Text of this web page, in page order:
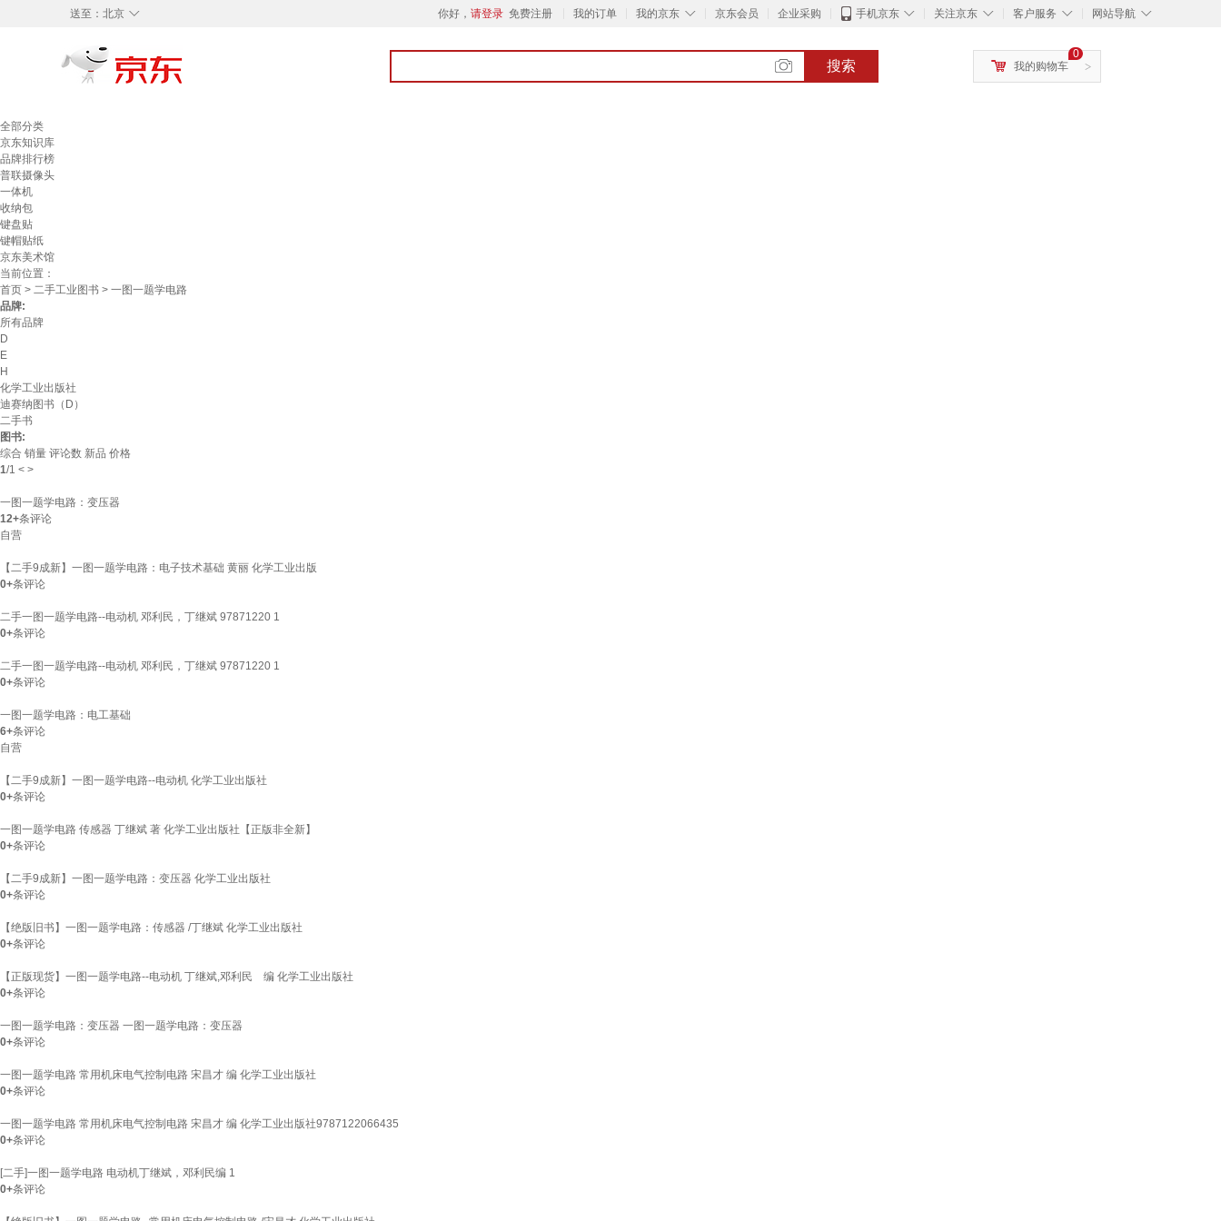
◇
送至： 北京 你好， 请登录 免费注册 我的订单 ◇
我的京东 京东会员 企业采购 ◇
手机京东 ◇
关注京东 ◇
客户服务 ◇
网站导航
搜索 >
0
我的购物车
全部分类
京东知识库
品牌排行榜
普联摄像头
一体机
收纳包
键盘贴
键帽贴纸
京东美术馆
当前位置：
首页 > 二手工业图书 > 一图一题学电路
品牌:
所有品牌
D
E
H
化学工业出版社
迪赛纳图书（D）
二手书
图书:
综合 销量 评论数 新品 价格
1/1 < >
一图一题学电路：变压器
12+条评论
自营
【二手9成新】一图一题学电路：电子技术基础 黄丽 化学工业出版
0+条评论
二手一图一题学电路--电动机 邓利民，丁继斌 97871220 1
0+条评论
二手一图一题学电路--电动机 邓利民，丁继斌 97871220 1
0+条评论
一图一题学电路：电工基础
6+条评论
自营
【二手9成新】一图一题学电路--电动机 化学工业出版社
0+条评论
一图一题学电路 传感器 丁继斌 著 化学工业出版社【正版非全新】
0+条评论
【二手9成新】一图一题学电路：变压器 化学工业出版社
0+条评论
【绝版旧书】一图一题学电路：传感器 /丁继斌 化学工业出版社
0+条评论
【正版现货】一图一题学电路--电动机 丁继斌,邓利民 编 化学工业出版社
0+条评论
一图一题学电路：变压器 一图一题学电路：变压器
0+条评论
一图一题学电路 常用机床电气控制电路 宋昌才 编 化学工业出版社
0+条评论
一图一题学电路 常用机床电气控制电路 宋昌才 编 化学工业出版社9787122066435
0+条评论
[二手]一图一题学电路 电动机丁继斌，邓利民编 1
0+条评论